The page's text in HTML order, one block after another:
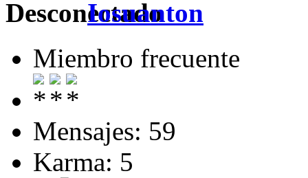
Iosuanton
Miembro frecuente
Mensajes: 59
Karma: 5